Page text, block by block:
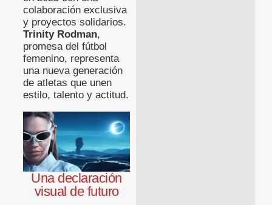
colaboración exclusiva
y proyectos solidarios.
Trinity Rodman,
promesa del fútbol
femenino, representa
una nueva generación
de atletas que unen
estilo, talento y actitud.
Una declaración
visual de futuro